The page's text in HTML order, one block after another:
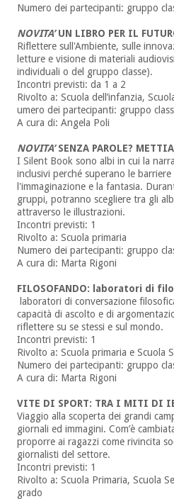
Numero dei partecipanti: gruppo
NOVITA’UN LIBRO PER IL
Riflettere sull'Ambiente, sulle
letture e visione di materiali
individuali o del gruppo classe).
Incontri previsti: da 1 a 2
Rivolto a: Scuola dell’infanzia,
umero dei partecipanti: gruppo
A cura di: Angela Poli
NOVITA’SENZA PAROLE?
I Silent Book sono albi in cui la
inclusivi perché superano le
l'immaginazione e la fantasia.
gruppi, potranno scegliere tra gli
attraverso le illustrazioni.
Incontri previsti: 1
Rivolto a: Scuola primaria
Numero dei partecipanti: gruppo
A cura di: Marta Rigoni
FILOSOFANDO: laboratori di
laboratori di conversazione
capacità di ascolto e di
riflettere su se stessi e sul mondo.
Incontri previsti: 1
Rivolto a: Scuola primaria e Scuola
Numero dei partecipanti: gruppo
A cura di: Marta Rigoni
VITE DI SPORT: TRA I MITI DI
Viaggio alla scoperta dei grandi
giornali ed immagini. Com’è
proporre ai ragazzi come rivincita
giornalisti del settore.
Incontri previsti: 1
Rivolto a: Scuola Primaria, Scuola
grado